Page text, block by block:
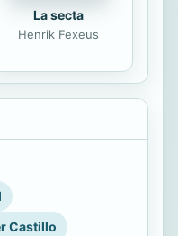
La secta
Henrik Fexeus
Castillo